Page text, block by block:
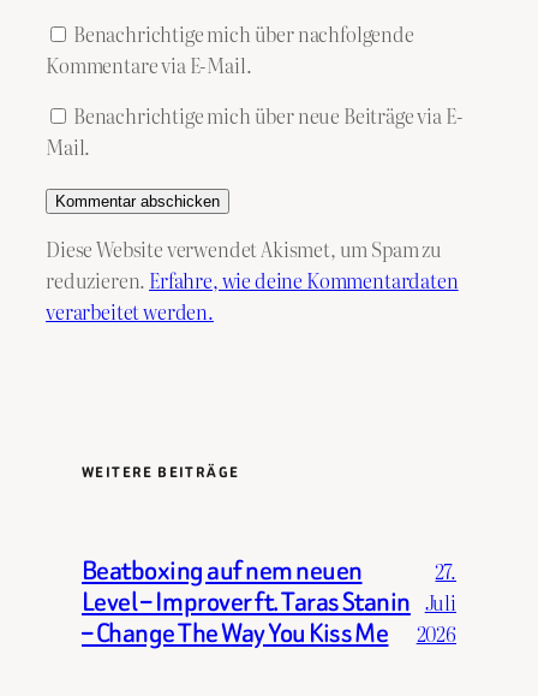
Benachrichtige mich über nachfolgende
Kommentare via E-Mail.
Benachrichtige mich über neue Beiträge via E-
Mail.
Diese Website verwendet Akismet, um Spam zu
reduzieren. Erfahre, wie deine Kommentardaten
verarbeitet werden.
WEITERE BEITRÄGE
Beatboxing auf nem neuen
Level – Improver ft. Taras Stanin
– Change The Way You Kiss Me
27.
Juli
2026